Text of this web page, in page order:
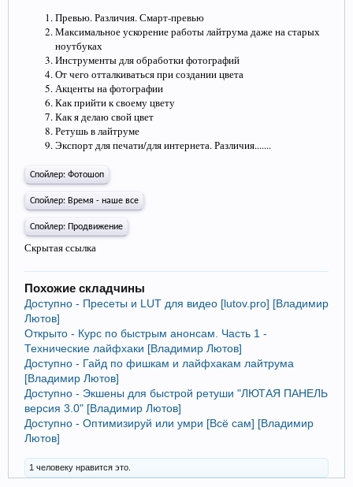
Превью. Различия. Смарт-превью
Максимальное ускорение работы лайтрума даже на старых
ноутбуках
Инструменты для обработки фотографий
От чего отталкиваться при создании цвета
Акценты на фотографии
Как прийти к своему цвету
Как я делаю свой цвет
Ретушь в лайтруме
Экспорт для печати/для интернета. Различия.......
Спойлер: Фотошоп
Спойлер: Время - наше все
Спойлер: Продвижение
Скрытая ссылка
Похожие складчины
Доступно - Пресеты и LUT для видео [lutov.pro] [Владимир
Лютов]
Открыто - Курс по быстрым анонсам. Часть 1 -
Технические лайфхаки [Владимир Лютов]
Доступно - Гайд по фишкам и лайфхакам лайтрума
[Владимир Лютов]
Доступно - Экшены для быстрой ретуши "ЛЮТАЯ ПАНЕЛЬ
версия 3.0" [Владимир Лютов]
Доступно - Оптимизируй или умри [Всё сам] [Владимир
Лютов]
1 человеку нравится это.